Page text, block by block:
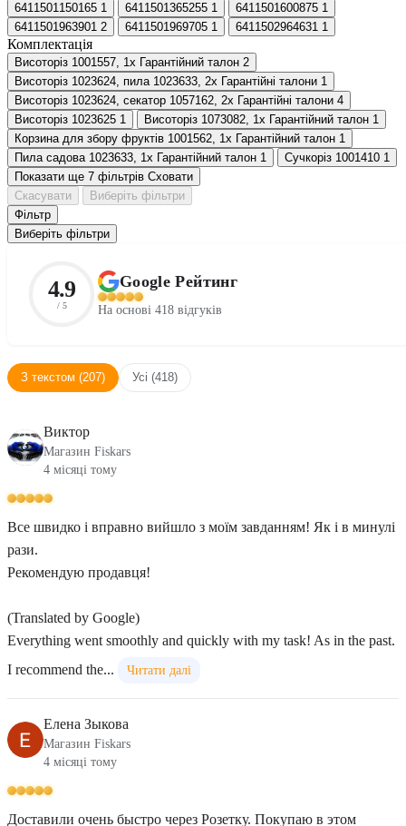
6411501150165 1 6411501365255 1 6411501600875 1
6411501963901 2 6411501969705 1 6411502964631 1
Комплектація
Висоторіз 1001557, 1х Гарантійний талон 2
Висоторіз 1023624, пила 1023633, 2х Гарантійні талони 1
Висоторіз 1023624, секатор 1057162, 2х Гарантійні талони 4
Висоторіз 1023625 1 Висоторіз 1073082, 1х Гарантійний талон 1
Корзина для збору фруктів 1001562, 1х Гарантійний талон 1
Пила садова 1023633, 1х Гарантійний талон 1 Сучкоріз 1001410 1
Показати ще 7 фільтрів Сховати
Скасувати
Виберіть фільтри
Фільтр
Виберіть фільтри
4.9
/ 5
Google Рейтинг
На основі 418 відгуків
З текстом (207) Усі (418)
Виктор
Магазин Fiskars
4 місяці тому
Все швидко і вправно вийшло з моїм завданням! Як і в минулі
рази.
Рекомендую продавця!
(Translated by Google)
Everything went smoothly and quickly with my task! As in the past.
I recommend the...
Читати далі
Елена Зыкова
Магазин Fiskars
4 місяці тому
Доставили очень быстро через Розетку. Покупаю в этом